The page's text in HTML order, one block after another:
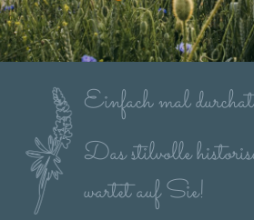
Einfach mal
Das stilvolle
wartet auf Sie!